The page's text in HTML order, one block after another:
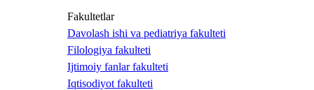
Fakultetlar
Davolash ishi va pediatriya fakulteti
Filologiya fakulteti
Ijtimoiy fanlar fakulteti
Iqtisodiyot fakulteti